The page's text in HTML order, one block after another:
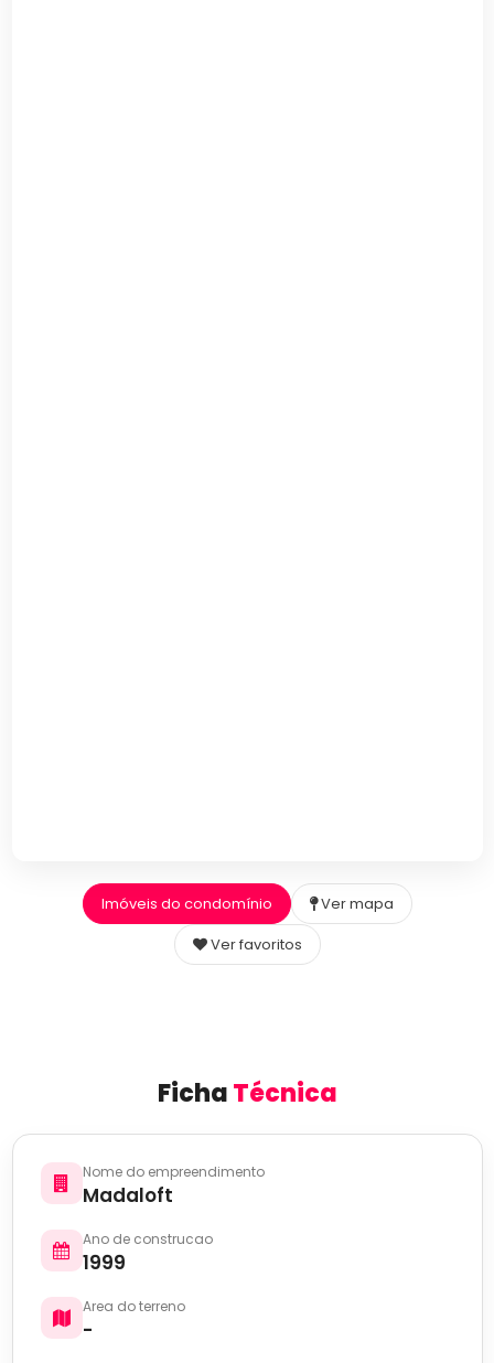
Imóveis do condomínio
Ver mapa
Ver favoritos
FichaTécnica
Nome do empreendimento
Madaloft
Ano de construcao
1999
Area do terreno
-